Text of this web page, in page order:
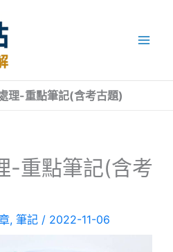
理-重點筆記(含考古題)
-重點筆記(含考
, 筆記 / 2022-11-06